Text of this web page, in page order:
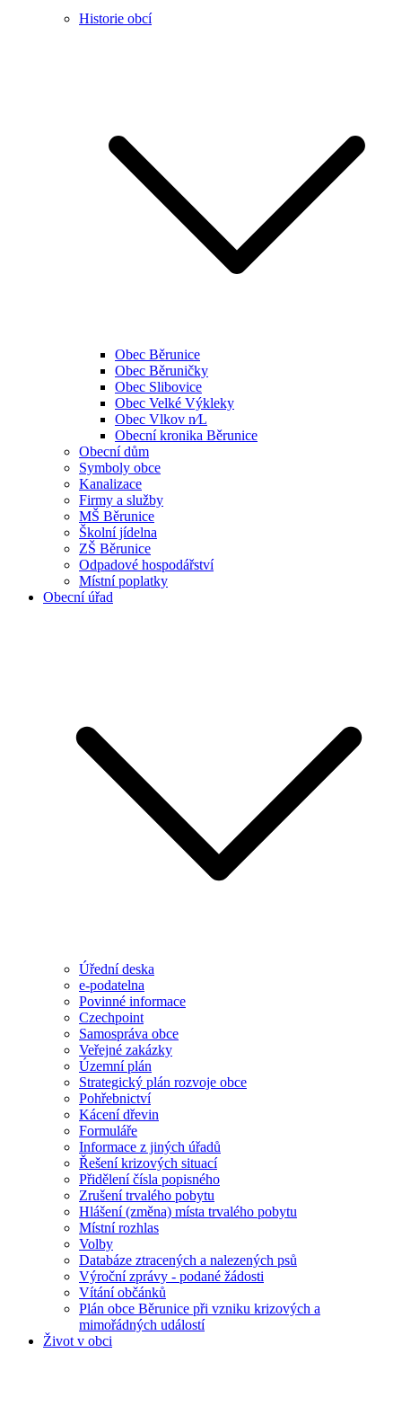
Historie obcí
Obec Běrunice
Obec Běruničky
Obec Slibovice
Obec Velké Výkleky
Obec Vlkov n⁄L
Obecní kronika Běrunice
Obecní dům
Symboly obce
Kanalizace
Firmy a služby
MŠ Běrunice
Školní jídelna
ZŠ Běrunice
Odpadové hospodářství
Místní poplatky
Obecní úřad
Úřední deska
e-podatelna
Povinné informace
Czechpoint
Samospráva obce
Veřejné zakázky
Územní plán
Strategický plán rozvoje obce
Pohřebnictví
Kácení dřevin
Formuláře
Informace z jiných úřadů
Řešení krizových situací
Přidělení čísla popisného
Zrušení trvalého pobytu
Hlášení (změna) místa trvalého pobytu
Místní rozhlas
Volby
Databáze ztracených a nalezených psů
Výroční zprávy - podané žádosti
Vítání občánků
Plán obce Běrunice při vzniku krizových a
mimořádných událostí
Život v obci